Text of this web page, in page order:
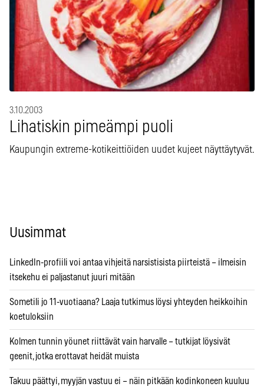
3.10.2003
Lihatiskin pimeämpi puoli
Kaupungin extreme-kotikeittiöiden uudet kujeet näyttäytyvät.
Uusimmat
LinkedIn-profiili voi antaa vihjeitä narsistisista piirteistä – ilmeisin
itsekehu ei paljastanut juuri mitään
Sometili jo 11-vuotiaana? Laaja tutkimus löysi yhteyden heikkoihin
koetuloksiin
Kolmen tunnin yöunet riittävät vain harvalle – tutkijat löysivät
geenit, jotka erottavat heidät muista
Takuu päättyi, myyjän vastuu ei – näin pitkään kodinkoneen kuuluu